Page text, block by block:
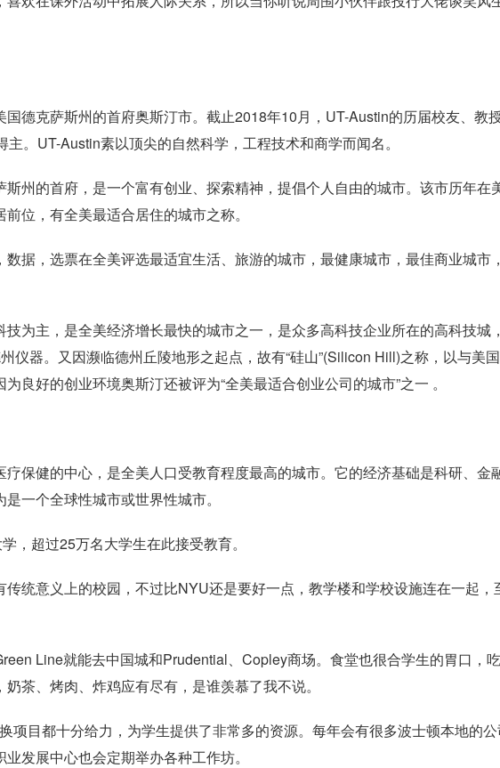
德克萨斯州的首府奥斯汀市。截止2018年10月，UT-Austin的历届校友、教
。UT-Austin素以顶尖的自然科学，工程技术和商学而闻名。
州的首府，是一个富有创业、探索精神，提倡个人自由的城市。该市历年在
位，有全美最适合居住的城市之称。
据，选票在全美评选最适宜生活、旅游的城市，最健康城市，最佳商业城市
为主，是全美经济增长最快的城市之一，是众多高科技企业所在的高科技城
仪器。又因濒临德州丘陵地形之起点，故有“硅山”(Silicon Hill)之称，以与美
良好的创业环境奥斯汀还被评为“全美最适合创业公司的城市”之一 。
保健的中心，是全美人口受教育程度最高的城市。它的经济基础是科研、金
一个全球性城市或世界性城市。
，超过25万名大学生在此接受教育。
统意义上的校园，不过比NYU还是要好一点，教学楼和学校设施连在一起，
Line就能去中国城和Prudential、Copley商场。食堂也很合学生的胃口，
茶、烤肉、炸鸡应有尽有，是谁羡慕了我不说。
项目都十分给力，为学生提供了非常多的资源。每年会有很多波士顿本地的公
发展中心也会定期举办各种工作坊。